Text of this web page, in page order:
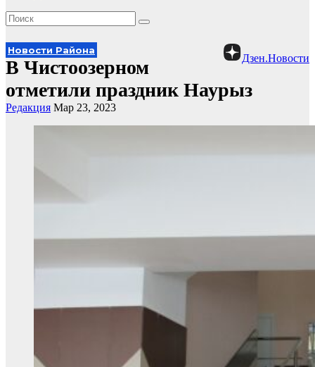
Дзен.Новости
Новости Района
В Чистоозерном
отметили праздник Наурыз
Редакция Мар 23, 2023